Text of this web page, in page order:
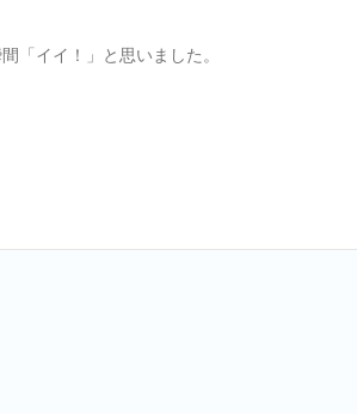
「イイ！」と思いました。